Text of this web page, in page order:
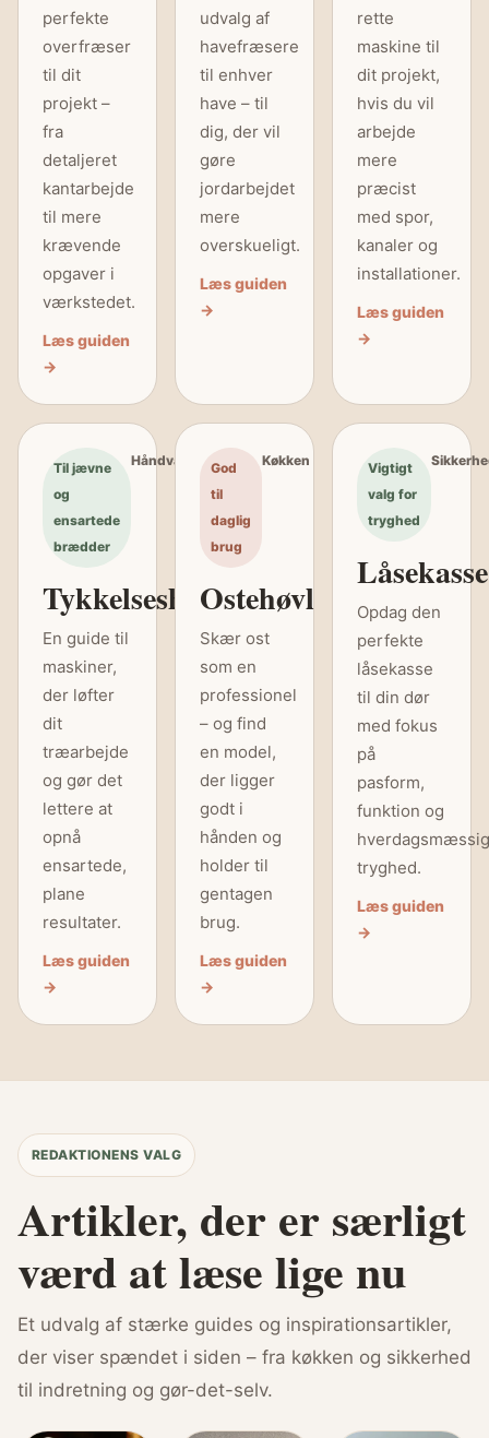
perfekte
overfræser
til dit
projekt –
fra
detaljeret
kantarbejde
til mere
krævende
opgaver i
værkstedet.
Læs guiden
→
udvalg af
havefræsere
til enhver
have – til
dig, der vil
gøre
jordarbejdet
mere
overskueligt.
Læs guiden
→
rette
maskine til
dit projekt,
hvis du vil
arbejde
mere
præcist
med spor,
kanaler og
installationer.
Læs guiden
→
Til jævne
og
ensartede
brædder
Håndværk
Tykkelseshøvl
En guide til
maskiner,
der løfter
dit
træarbejde
og gør det
lettere at
opnå
ensartede,
plane
resultater.
Læs guiden
→
God
til
daglig
brug
Køkken
Ostehøvl
Skær ost
som en
professionel
– og find
en model,
der ligger
godt i
hånden og
holder til
gentagen
brug.
Læs guiden
→
Vigtigt
valg for
tryghed
Låsekasse
Opdag den
perfekte
låsekasse
til din dør
med fokus
på
pasform,
funktion og
hverdagsmæssig
tryghed.
Læs guiden
→
REDAKTIONENS VALG
Artikler, der er særligt
værd at læse lige nu
Et udvalg af stærke guides og inspirationsartikler,
der viser spændet i siden – fra køkken og sikkerhed
til indretning og gør-det-selv.